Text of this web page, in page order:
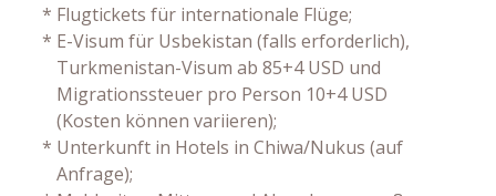
* Flugtickets für internationale Flüge;
* E-Visum für Usbekistan (falls erforderlich),
Turkmenistan-Visum ab 85+4 USD und
Migrationssteuer pro Person 10+4 USD
(Kosten können variieren);
* Unterkunft in Hotels in Chiwa/Nukus (auf
Anfrage);